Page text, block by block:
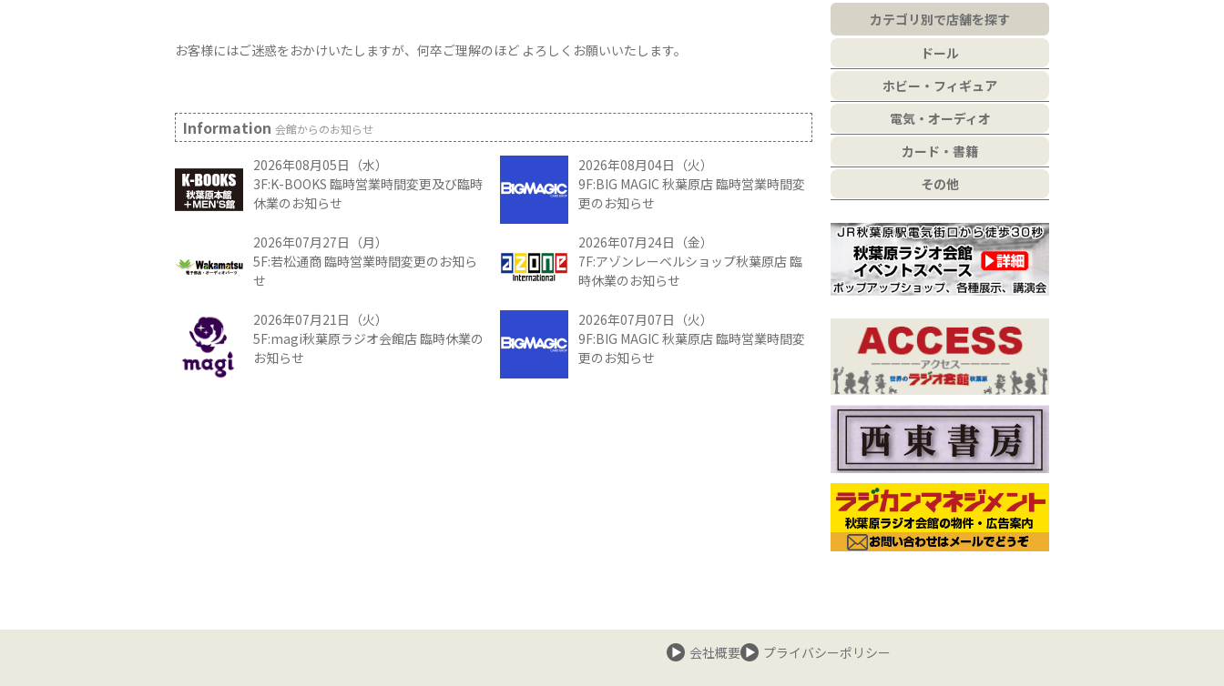
お客様にはご迷惑をおかけいたしますが、何卒ご理解のほど よろしくお願いいたします。
Information 会館からのお知らせ
2026年08月05日（水）
3F:K-BOOKS 臨時営業時間変更及び臨時
休業のお知らせ
2026年08月04日（火）
9F:BIG MAGIC 秋葉原店 臨時営業時間変
更のお知らせ
2026年07月27日（月）
5F:若松通商 臨時営業時間変更のお知ら
せ
2026年07月24日（金）
7F:アゾンレーベルショップ秋葉原店 臨
時休業のお知らせ
2026年07月21日（火）
5F:magi秋葉原ラジオ会館店 臨時休業の
お知らせ
2026年07月07日（火）
9F:BIG MAGIC 秋葉原店 臨時営業時間変
更のお知らせ
カテゴリ別で店舗を探す
ドール
ホビー・フィギュア
電気・オーディオ
カード・書籍
その他
会社概要 プライバシーポリシー